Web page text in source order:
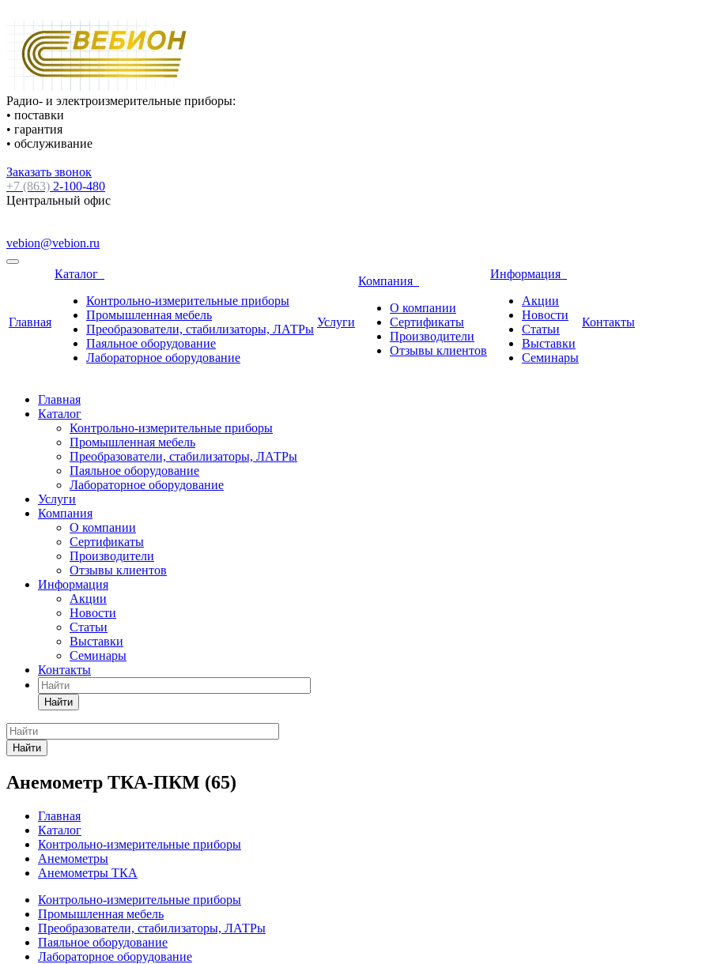
Радио- и электроизмерительные приборы:
• поставки
• гарантия
• обслуживание
Заказать звонок
+7 (863) 2-100-480
Центральный офис
vebion@vebion.ru
Главная
Каталог
Контрольно-измерительные приборы
Промышленная мебель
Преобразователи, стабилизаторы, ЛАТРы
Паяльное оборудование
Лабораторное оборудование
Услуги
Компания
О компании
Сертификаты
Производители
Отзывы клиентов
Информация
Акции
Новости
Статьи
Выставки
Семинары
Контакты
Главная
Каталог
Контрольно-измерительные приборы
Промышленная мебель
Преобразователи, стабилизаторы, ЛАТРы
Паяльное оборудование
Лабораторное оборудование
Услуги
Компания
О компании
Сертификаты
Производители
Отзывы клиентов
Информация
Акции
Новости
Статьи
Выставки
Семинары
Контакты
Найти
Найти
Анемометр ТКА-ПКМ (65)
Главная
Каталог
Контрольно-измерительные приборы
Анемометры
Анемометры ТКА
Контрольно-измерительные приборы
Промышленная мебель
Преобразователи, стабилизаторы, ЛАТРы
Паяльное оборудование
Лабораторное оборудование